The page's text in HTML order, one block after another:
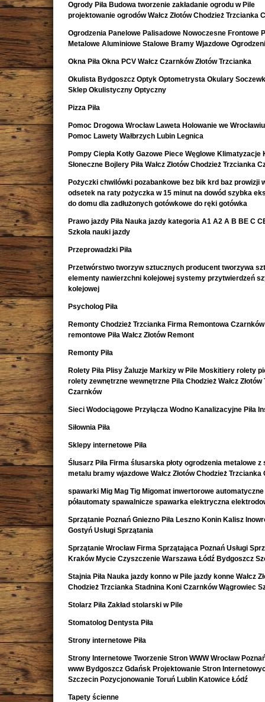
Ogrody Piła Budowa tworzenie zakładanie ogrodu w Pile
projektowanie ogrodów Wałcz Złotów Chodzież Trzcianka
Ogrodzenia Panelowe Palisadowe Nowoczesne Frontowe
Metalowe Aluminiowe Stalowe Bramy Wjazdowe
Okna Piła Okna PCV Wałcz Czarnków Złotów Trzcianka
Okulista Bydgoszcz Optyk Optometrysta Okulary
Sklep Okulistyczny Optyczny
Pizza Piła
Pomoc Drogowa Wrocław Laweta Holowanie we
Pomoc Lawety Wałbrzych Lubin Legnica
Pompy Ciepła Kotły Gazowe Piece Węglowe Klimatyzacje
Słoneczne Bojlery Piła Wałcz Złotów Chodzież Trzcianka
Pożyczki chwilówki pozabankowe bez bik krd baz prowizji
odsetek na raty pożyczka w 15 minut na dowód szybka
do domu dla zadłużonych gotówkowe do ręki gotówka
Prawo jazdy Piła Nauka jazdy kategoria A1 A2 A B BE C
Szkoła nauki jazdy
Przeprowadzki Piła
Przetwórstwo tworzyw sztucznych producent tworzywa
elementy nawierzchni kolejowej systemy przytwierdzeń
kolejowej
Psycholog Piła
Remonty Chodzież Trzcianka Firma Remontowa Czarnków
remontowe Piła Wałcz Złotów Remont
Remonty Piła
Rolety Piła Plisy Żaluzje Markizy w Pile Moskitiery rolety
rolety zewnętrzne wewnętrzne Pila Chodzież Wałcz Złotów
Czarnków
Sieci Wodociągowe Przyłącza Wodno Kanalizacyjne Piła
Siłownia Piła
Sklepy internetowe Piła
Ślusarz Piła Firma ślusarska płoty ogrodzenia metalowe z
metalu bramy wjazdowe Wałcz Złotów Chodzież Trzcianka
spawarki Mig Mag Tig Migomat inwertorowe automatyczne
półautomaty spawalnicze spawarka elektryczna
Sprzątanie Poznań Gniezno Piła Leszno Konin Kalisz
Gostyń Usługi Sprzątania
Sprzątanie Wrocław Firma Sprzątająca Poznań Usługi
Kraków Mycie Czyszczenie Warszawa Łódź Bydgoszcz
Stajnia Piła Nauka jazdy konno w Pile jazdy konne Wałcz
Chodzież Trzcianka Stadnina Koni Czarnków Wągrowiec
Stolarz Piła Zakład stolarski w Pile
Stomatolog Dentysta Piła
Strony internetowe Piła
Strony Internetowe Tworzenie Stron WWW Wrocław
www Bydgoszcz Gdańsk Projektowanie Stron
Szczecin Pozycjonowanie Toruń Lublin Katowice Łódź
Tapety ścienne